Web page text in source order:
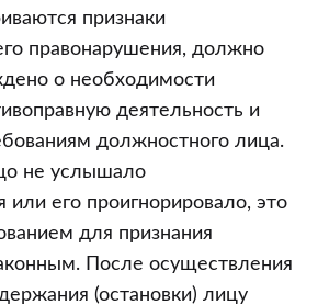
признаки
правонарушения, должно
о необходимости
деятельность и
должностного лица.
не услышало
его проигнорировало, это
для признания
После осуществления
(остановки) лицу